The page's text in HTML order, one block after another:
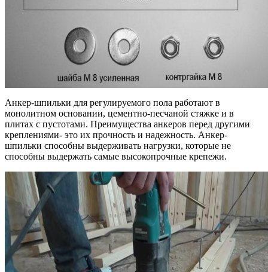
Анкер-шпильки для регулируемого пола работают в
монолитном основании, цементно-песчаной стяжке и в
плитах с пустотами. Преимущества анкеров перед другими
креплениями- это их прочность и надежность. Анкер-
шпильки способны выдерживать нагрузки, которые не
способны выдержать самые высокопрочные крепежи.